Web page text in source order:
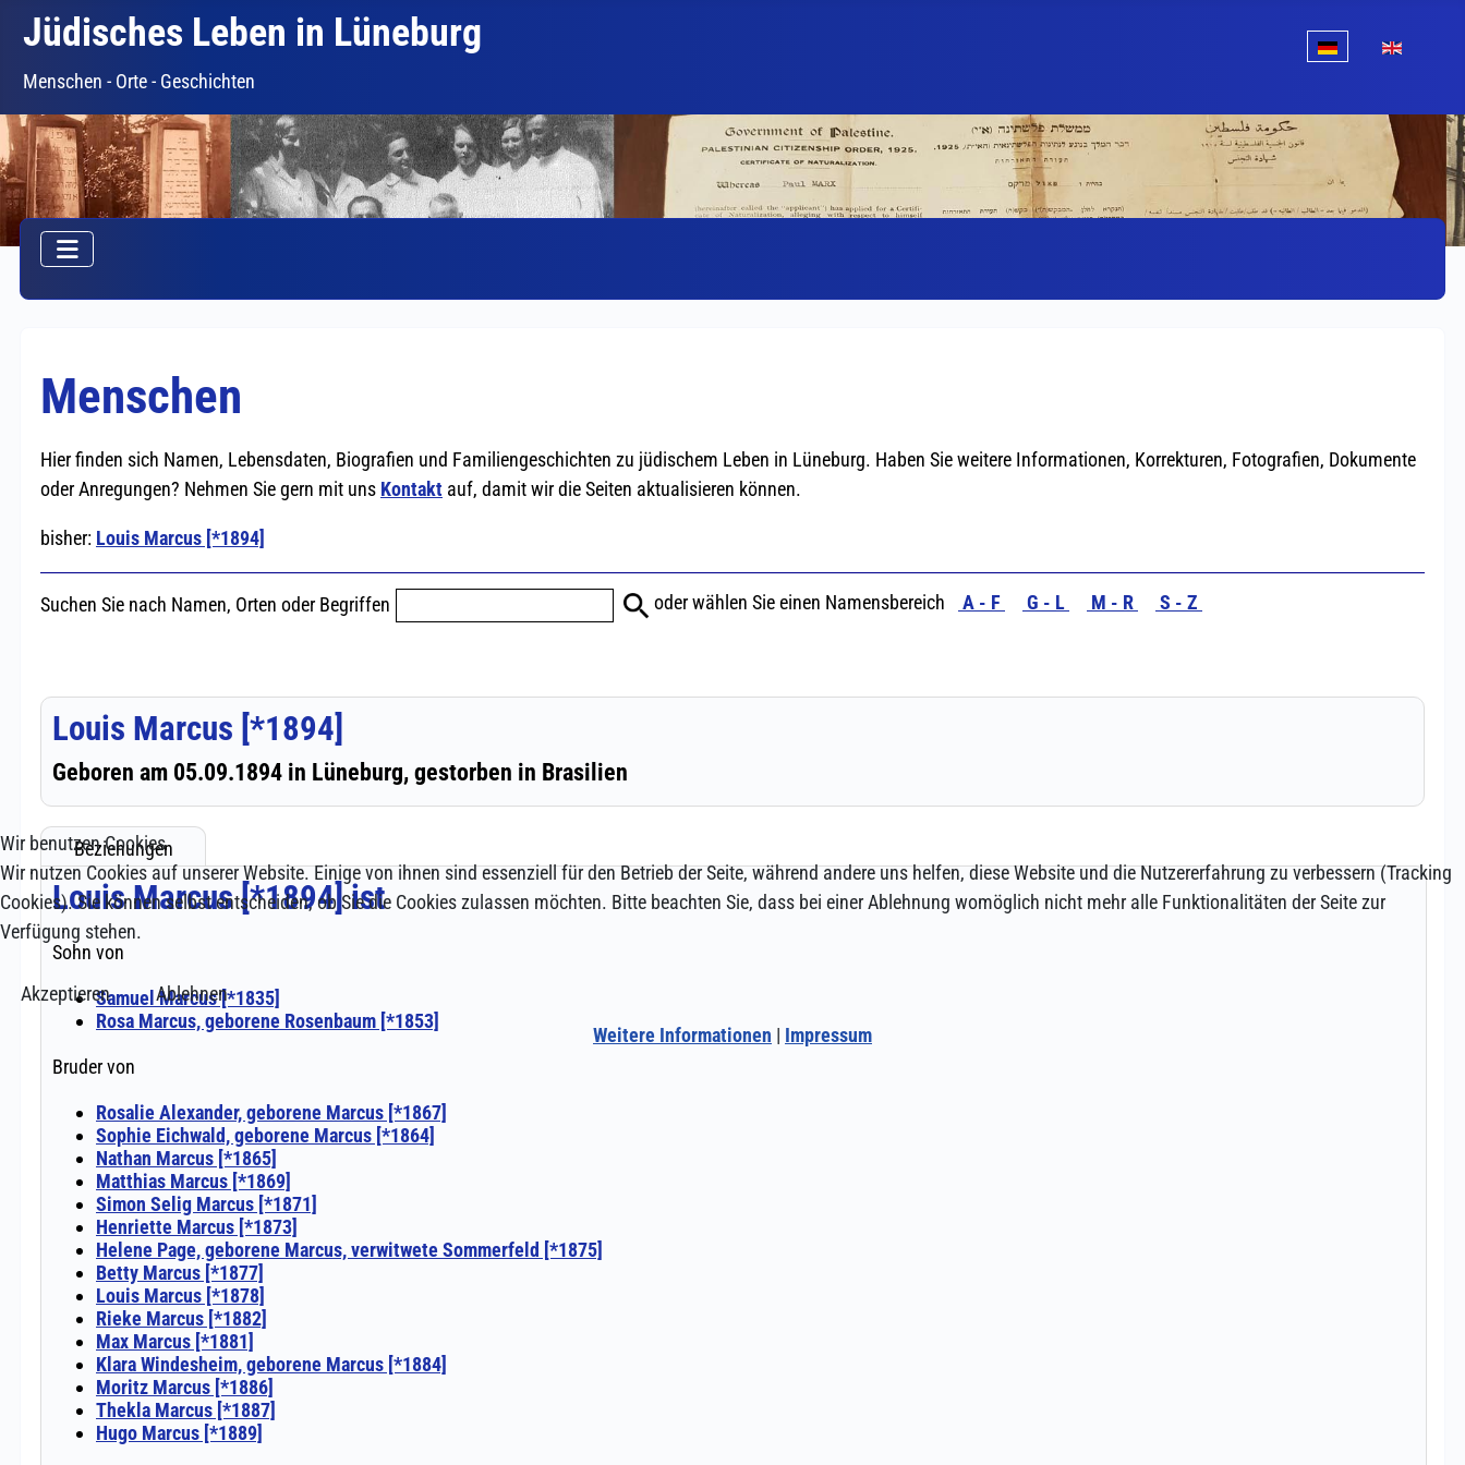
Jüdisches Leben in Lüneburg
Menschen - Orte - Geschichten
Wir benutzen Cookies
Wir nutzen Cookies auf unserer Website. Einige von ihnen sind essenziell für den Betrieb der Seite, während andere uns helfen, diese Website und die Nutzererfahrung zu verbessern (Tracking
Cookies). Sie können selbst entscheiden, ob Sie die Cookies zulassen möchten. Bitte beachten Sie, dass bei einer Ablehnung womöglich nicht mehr alle Funktionalitäten der Seite zur
Verfügung stehen.
Akzeptieren
Ablehnen
Weitere Informationen | Impressum